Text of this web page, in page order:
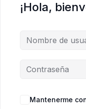
¡Hola,
Mantenerme